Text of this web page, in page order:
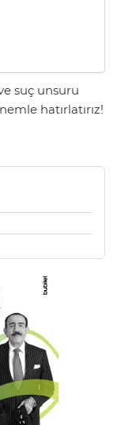
suç unsuru
hatırlatırız!